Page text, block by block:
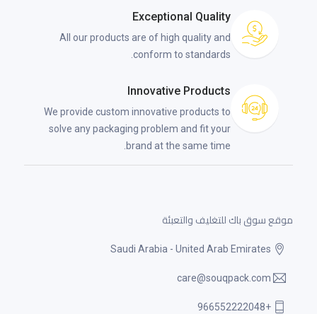
Exceptional Quality
All our products are of high quality and
conform to standards.
Innovative Products
We provide custom innovative products to
solve any packaging problem and fit your
brand at the same time.
موقع سوق باك للتغليف والتعبئة
Saudi Arabia - United Arab Emirates
care@souqpack.com
+966552222048